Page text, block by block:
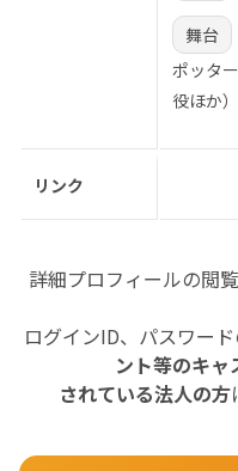
舞台
ポッタ
役ほか）
リンク
詳細プロフィールの閲
ログインID、パスワード
ント等のキ
されている法人の方